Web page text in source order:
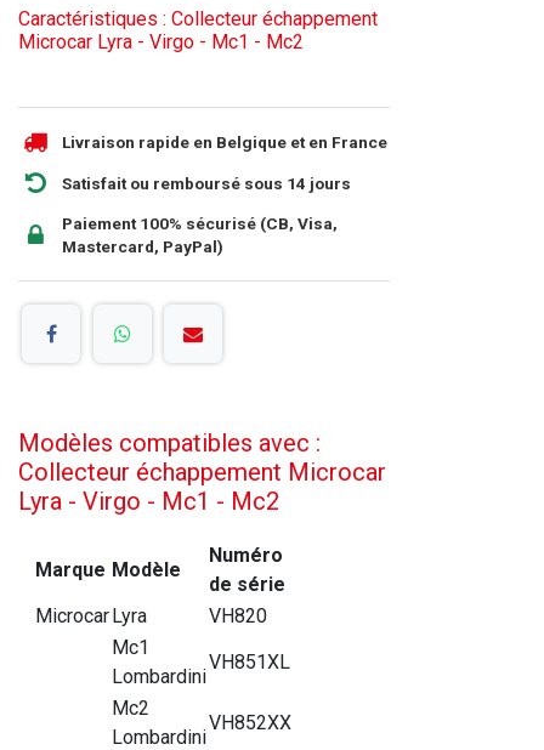
Caractéristiques : Collecteur échappement
Microcar Lyra - Virgo - Mc1 - Mc2
Livraison rapide en Belgique et en France
Satisfait ou remboursé sous 14 jours
Paiement 100% sécurisé (CB, Visa,
Mastercard, PayPal)
Modèles compatibles avec :
Collecteur échappement Microcar
Lyra - Virgo - Mc1 - Mc2
Marque Modèle
Numéro
de série
MicrocarLyra
VH820
Mc1
Lombardini
VH851XL
Mc2
Lombardini
VH852XX